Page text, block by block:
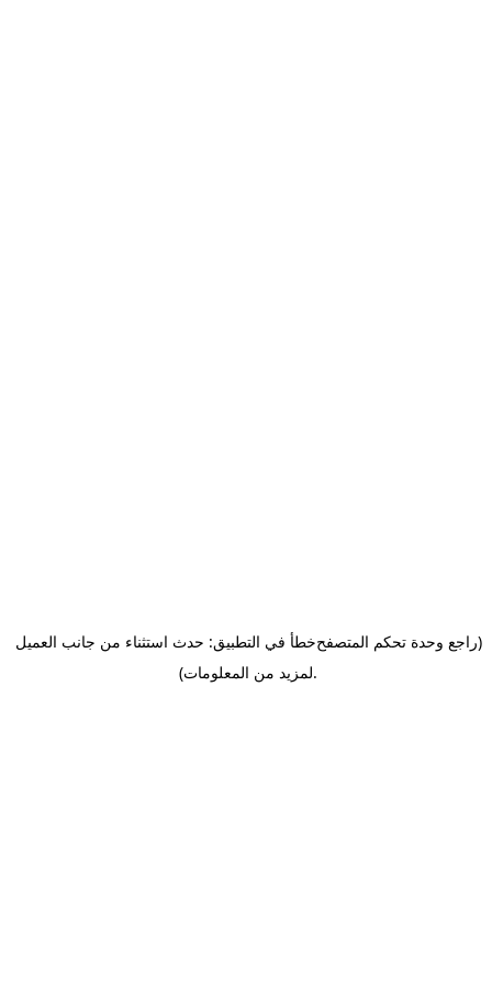
خطأ في التطبيق: حدث استثناء من جانب العميل(راجع وحدة تحكم المتصفح
لمزيد من المعلومات).